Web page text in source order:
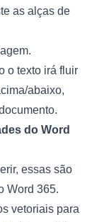
as alças de
o texto irá fluir
abaixo,
do Word
essas são
Word 365.
vetoriais para